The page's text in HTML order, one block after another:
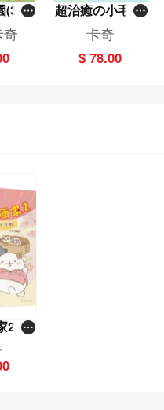
(3)─
麗
奇
超治癒の小毛球
樂園3 ──家有櫻
花雪米糍
卡奇
$ 78.00
2 新
戰